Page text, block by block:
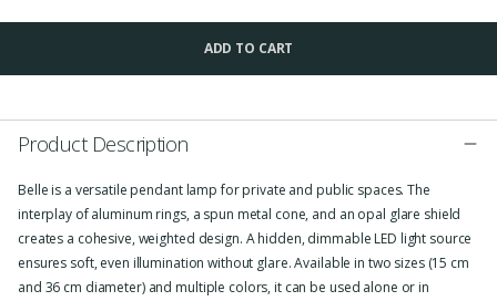
ADD TO CART
Product Description
Belle is a versatile pendant lamp for private and public spaces. The
interplay of aluminum rings, a spun metal cone, and an opal glare shield
creates a cohesive, weighted design. A hidden, dimmable LED light source
ensures soft, even illumination without glare. Available in two sizes (15 cm
and 36 cm diameter) and multiple colors, it can be used alone or in